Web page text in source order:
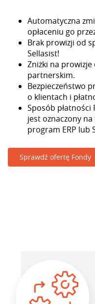
Automatyczna
opłaceniu go
Brak prowizji od
Sellasist!
Zniżki na
partnerskim.
Bezpieczeństwo
o klientach i
Sposób
jest oznaczony
program ERP lub
Sprawdź ofertę Fondy